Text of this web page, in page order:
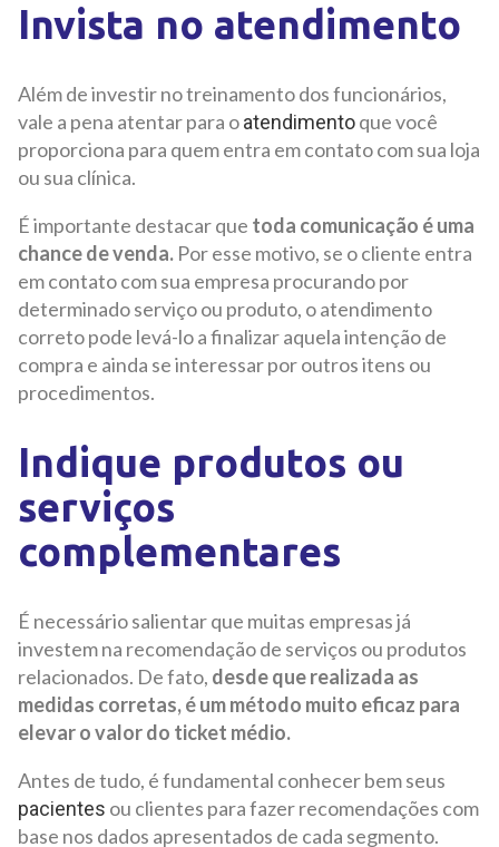
Invista no atendimento
Além de investir no treinamento dos funcionários,
vale a pena atentar para oatendimentoque você
proporciona para quem entra em contato com sua loja
ou sua clínica.
É importante destacar que toda comunicação é uma
chance de venda. Por esse motivo, se o cliente entra
em contato com sua empresa procurando por
determinado serviço ou produto, o atendimento
correto pode levá-lo a finalizar aquela intenção de
compra e ainda se interessar por outros itens ou
procedimentos.
Indique produtos ou
serviços
complementares
É necessário salientar que muitas empresas já
investem na recomendação de serviços ou produtos
relacionados. De fato, desde que realizada as
medidas corretas, é um método muito eficaz para
elevar o valor do ticket médio.
Antes de tudo, é fundamental conhecer bem seus
pacientes ou clientes para fazer recomendações com
base nos dados apresentados de cada segmento.